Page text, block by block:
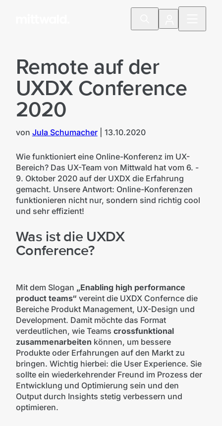
Remote auf der
UXDX Conference
2020
von Jula Schumacher| 13.10.2020
Wie funktioniert eine Online-Konferenz im UX-
Bereich? Das UX-Team von Mittwald hat vom 6. -
9. Oktober 2020 auf der UXDX die Erfahrung
gemacht. Unsere Antwort: Online-Konferenzen
funktionieren nicht nur, sondern sind richtig cool
und sehr effizient!
Was ist die UXDX
Conference?
Mit dem Slogan „Enabling high performance
product teams“ vereint die UXDX Confernce die
Bereiche Produkt Management, UX-Design und
Development. Damit möchte das Format
verdeutlichen, wie Teams crossfunktional
zusammenarbeiten können, um bessere
Produkte oder Erfahrungen auf den Markt zu
bringen. Wichtig hierbei: die User Experience. Sie
sollte ein wiederkehrender Freund im Prozess der
Entwicklung und Optimierung sein und den
Output durch Insights stetig verbessern und
optimieren.